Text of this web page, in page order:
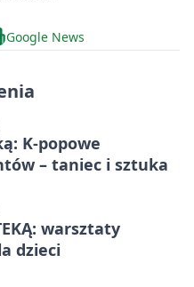
Google News
K-popowe
– taniec i sztuka
warsztaty
dzieci